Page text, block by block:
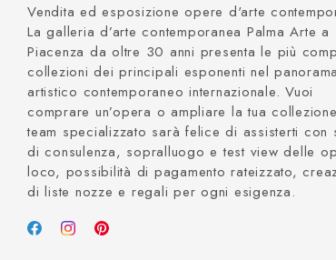
Vendita ed esposizione opere d'arte
La galleria d’arte contemporanea Palma Arte a
Piacenza da oltre 30 anni presenta le più
collezioni dei principali esponenti nel panorama
artistico contemporaneo internazionale. Vuoi
comprare un’opera o ampliare la tua
team specializzato sarà felice di assisterti con
di consulenza, sopralluogo e test view delle
loco, possibilità di pagamento rateizzato,
di liste nozze e regali per ogni esigenza.